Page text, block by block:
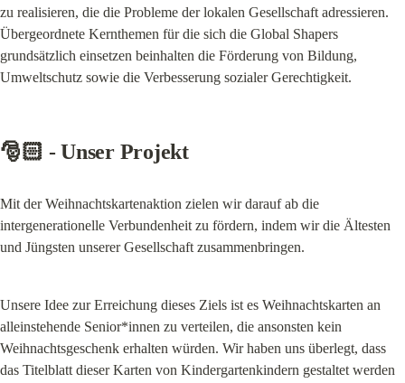
zu realisieren, die die Probleme der lokalen Gesellschaft adressieren.
Übergeordnete Kernthemen für die sich die Global Shapers
grundsätzlich einsetzen beinhalten die Förderung von Bildung,
Umweltschutz sowie die Verbesserung sozialer Gerechtigkeit.
🎅🏻 - Unser Projekt
Mit der Weihnachtskartenaktion zielen wir darauf ab die
intergenerationelle Verbundenheit zu fördern, indem wir die Ältesten
und Jüngsten unserer Gesellschaft zusammenbringen.
Unsere Idee zur Erreichung dieses Ziels ist es Weihnachtskarten an
alleinstehende Senior*innen zu verteilen, die ansonsten kein
Weihnachtsgeschenk erhalten würden. Wir haben uns überlegt, dass
das Titelblatt dieser Karten von Kindergartenkindern gestaltet werden